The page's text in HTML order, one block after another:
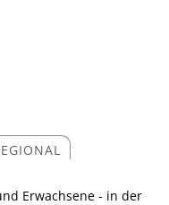
Erwachsene - in der